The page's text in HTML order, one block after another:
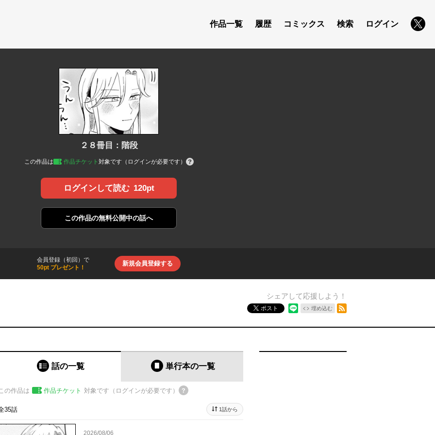
作品一覧 履歴 コミックス 検索 ログイン
２８冊目：階段
この作品は 作品チケット 対象です（ログインが必要です）
ログインして読む 120pt
この作品の無料公開中の話へ
会員登録（初回）で
50pt プレゼント！
新規会員登録する
シェアして応援しよう！
ポスト 埋め込む
話の一覧 単行本の一覧
の作品は 作品チケット 対象です（ログインが必要です）
35話 1話から
2026/08/06